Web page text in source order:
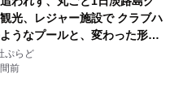
光、レジャー施設で クラブハ
うなプールと、変わった形の
「THE BOXY AWAJI」のお
まり連泊プランで
ぷらど
前